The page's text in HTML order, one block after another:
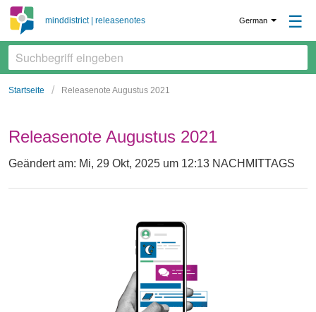
minddistrict | releasenotes German ☰
Startseite Releasenote Augustus 2021
Releasenote Augustus 2021
Geändert am: Mi, 29 Okt, 2025 um 12:13 NACHMITTAGS